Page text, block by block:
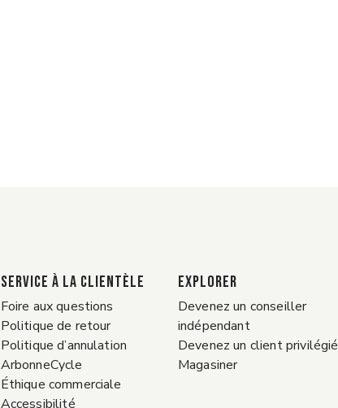
Service à la clientèle
Foire aux questions
Politique de retour
Politique d’annulation
ArbonneCycle
Éthique commerciale
Accessibilité
EXPLORER
Devenez un conseiller
indépendant
Devenez un client privilégié
Magasiner